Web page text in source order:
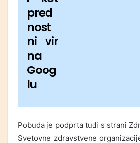
pred
nost
ni vir
na
Goog
lu
Pobuda je podprta tudi s strani
Svetovne zdravstvene